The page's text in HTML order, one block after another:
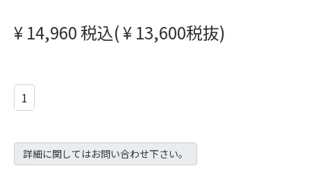
¥ 14,960 税込( ¥ 13,600税抜)
詳細に関してはお問い合わせ下さい。